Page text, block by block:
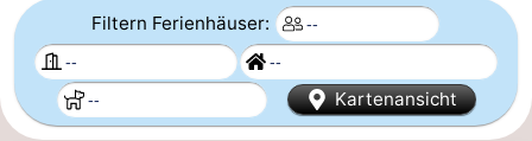
Campingplätze
Ferienhäuser
Filtern Ferienhäuser:
Kartenansicht